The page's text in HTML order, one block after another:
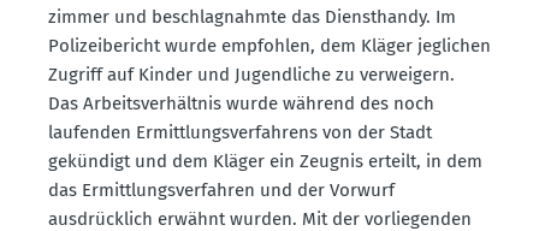
zimmer und beschlag­nahmte das Dienst­handy. Im
Polizei­be­richt wurde empfohlen, dem Kläger jeglichen
Zugriff auf Kinder und Jugend­liche zu verweigern.
Das Arbeits­ver­hältnis wurde während des noch
laufenden Ermitt­lungs­ver­fahrens von der Stadt
gekündigt und dem Kläger ein Zeugnis erteilt, in dem
das Ermitt­lungs­ver­fahren und der Vorwurf
ausdrücklich erwähnt wurden. Mit der vorlie­genden